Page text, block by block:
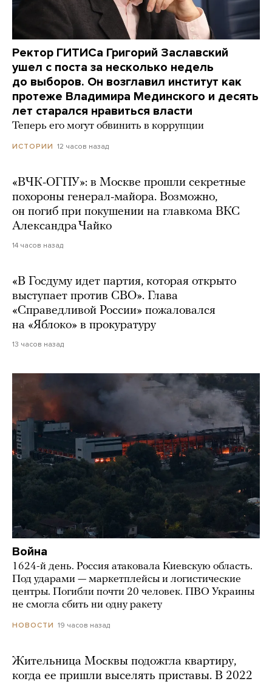
Ректор ГИТИСа Григорий Заславский
ушел с поста за несколько недель
до выборов. Он возглавил институт как
протеже Владимира Мединского и десять
лет старался нравиться власти
Теперь его могут обвинить в коррупции
ИСТОРИИ 12 часов назад
«ВЧК-ОГПУ»: в Москве прошли секретные
похороны генерал-майора. Возможно,
он погиб при покушении на главкома ВКС
Александра Чайко
14 часов назад
«В Госдуму идет партия, которая открыто
выступает против СВО». Глава
«Справедливой России» пожаловался
на «Яблоко» в прокуратуру
13 часов назад
Война
1624-й день. Россия атаковала Киевскую область.
Под ударами — маркетплейсы и логистические
центры. Погибли почти 20 человек. ПВО Украины
не смогла сбить ни одну ракету
НОВОСТИ 19 часов назад
Жительница Москвы подожгла квартиру,
когда ее пришли выселять приставы. В 2022